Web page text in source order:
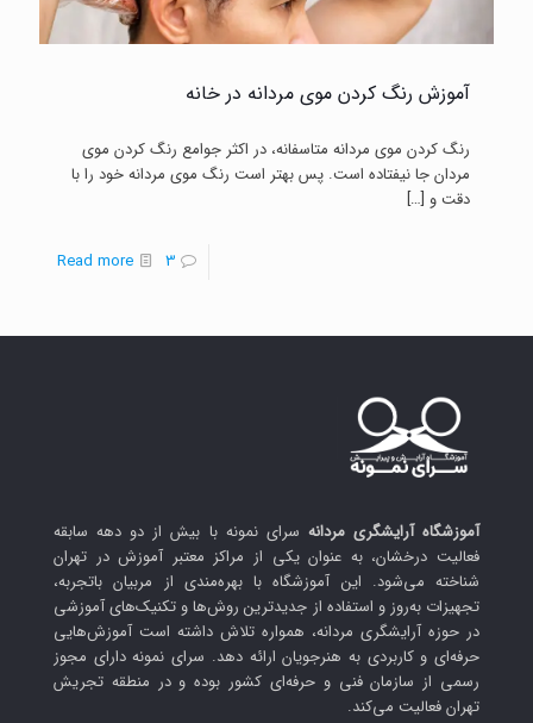
آموزش رنگ کردن موی مردانه در خانه
رنگ کردن موی مردانه متاسفانه، در اکثر جوامع رنگ کردن موی
مردان جا نیفتاده است. پس بهتر است رنگ موی مردانه خود را با
دقت و […]
3
Read more
-
رنگ
آموزشگاه آرایشگری مردانه سرای نمونه با بیش از دو دهه سابقه
فعالیت درخشان، به عنوان یکی از مراکز معتبر آموزش در تهران
شناخته می‌شود. این آموزشگاه با بهره‌مندی از مربیان باتجربه،
تجهیزات به‌روز و استفاده از جدیدترین روش‌ها و تکنیک‌های آموزشی
در حوزه آرایشگری مردانه، همواره تلاش داشته است آموزش‌هایی
حرفه‌ای و کاربردی به هنرجویان ارائه دهد. سرای نمونه دارای مجوز
رسمی از سازمان فنی و حرفه‌ای کشور بوده و در منطقه تجریش
تهران فعالیت می‌کند.